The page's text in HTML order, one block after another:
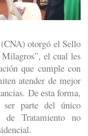
otorgó el Sello
Milagros”, el cual les
que cumple con
atender de mejor
De esta forma,
ser parte del único
de Tratamiento no